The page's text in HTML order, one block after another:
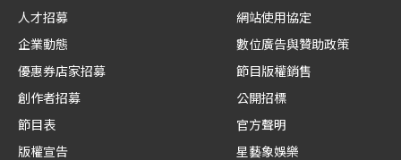
人才招募
企業動態
優惠券店家招募
創作者招募
節目表
版權宣告
網站使用協定
數位廣告與贊助政策
節目版權銷售
公開招標
官方聲明
星藝象娛樂